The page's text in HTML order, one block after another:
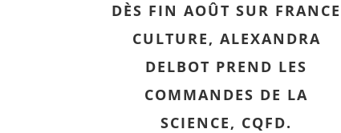
DÈS FIN AOÛT SUR FRANCE
CULTURE, ALEXANDRA
DELBOT PREND LES
COMMANDES DE LA
SCIENCE, CQFD.